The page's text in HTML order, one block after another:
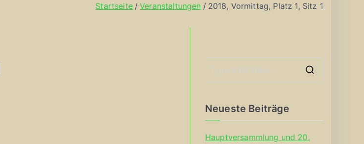
Startseite Veranstaltungen 2018, Vormittag, Platz 1, Sitz 1
Neueste Beiträge
Hauptversammlung und 20.